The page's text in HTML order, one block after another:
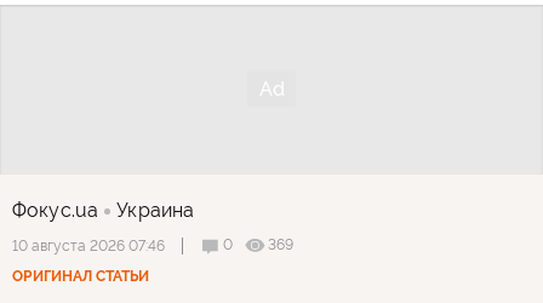
Фокус.ua Украина
10 августа 2026 07:46 0
369
ОРИГИНАЛ СТАТЬИ